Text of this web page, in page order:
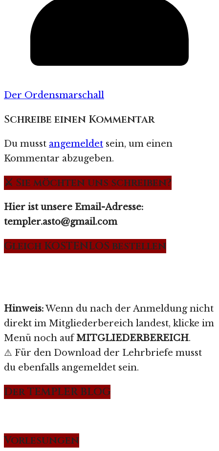
Der Ordensmarschall
Schreibe einen Kommentar
Du musst angemeldet sein, um einen
Kommentar abzugeben.
⚔️ Sie möchten uns schreiben?
Hier ist unsere Email-Adresse:
templer.asto@gmail.com
Gleich KOSTENLOS bestellen
Hinweis:Wenn du nach der Anmeldung nicht
direkt im Mitgliederbereich landest, klicke im
Menü noch aufMITGLIEDERBEREICH.
⚠️ Für den Download der Lehrbriefe musst
du ebenfalls angemeldet sein.
Der TEMPLER BLOG
Vorlesungen